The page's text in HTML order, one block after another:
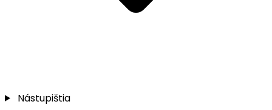
Nástupištia